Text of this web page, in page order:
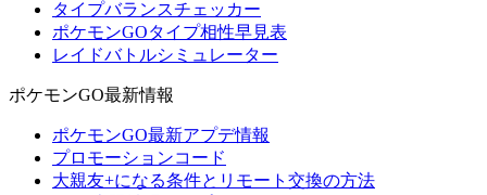
タイプバランスチェッカー
ポケモンGOタイプ相性早見表
レイドバトルシミュレーター
ポケモンGO最新情報
ポケモンGO最新アプデ情報
プロモーションコード
大親友+になる条件とリモート交換の方法